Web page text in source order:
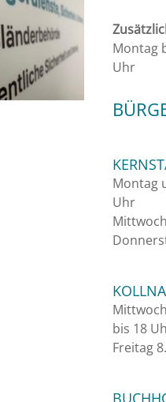
Montag
Uhr
Montag
Uhr
bis 18
Freitag